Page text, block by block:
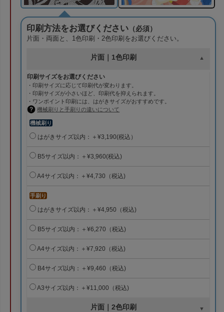
印刷方法をお選びください （必須）
片面・両面と、1色印刷・2色印刷をお選びください。
片面｜1色印刷
印刷サイズをお選びください
・印刷サイズに応じて印刷代が変わります。
・印刷サイズが小さいほど、印刷代を抑えられます。
・ワンポイント印刷には、はがきサイズがおすすめです。
機械刷りと手刷りの違いについて
機械刷り
はがきサイズ以内：＋¥3,190(税込）
B5サイズ以内：＋¥3,960(税込)
A4サイズ以内：＋¥4,730（税込)
手刷り
はがきサイズ以内：＋¥4,950（税込)
B5サイズ以内：＋¥6,270（税込)
A4サイズ以内：＋¥7,920（税込)
B4サイズ以内：＋¥9,460（税込)
A3サイズ以内：＋¥11,000（税込)
片面｜2色印刷